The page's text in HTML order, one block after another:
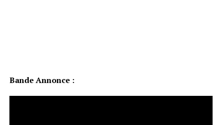
Bande Annonce :